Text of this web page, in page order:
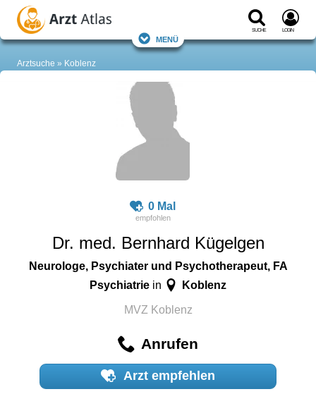
Suche Login
Menü
Arztsuche Koblenz
0 Mal
Dr. med. Bernhard Kügelgen
Neurologe, Psychiater und Psychotherapeut, FA
Psychiatriein Koblenz
MVZ Koblenz
Anrufen
Arzt empfehlen